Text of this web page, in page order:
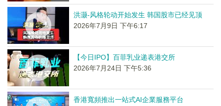
洪灏-风格轮动开始发生 韩国股市已经见顶
2026年7月9日 下午6:17
【今日IPO】百菲乳业递表港交所
2026年7月24日 下午5:36
香港寬頻推出一站式AI企業服務平台